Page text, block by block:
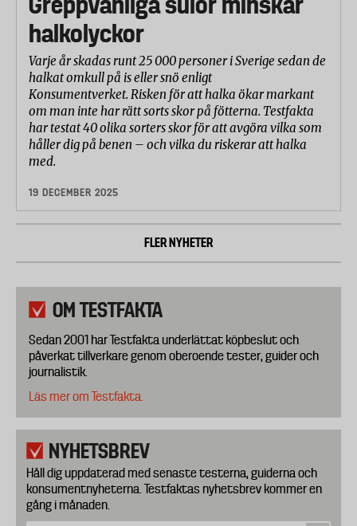
halkolyckor
Varje år skadas runt 25 000 personer i Sverige sedan de
halkat omkull på is eller snö enligt
Konsumentverket. Risken för att halka ökar markant
om man inte har rätt sorts skor på fötterna. Testfakta
har testat 40 olika sorters skor för att avgöra vilka som
håller dig på benen – och vilka du riskerar att halka
med.
19 DECEMBER 2025
FLER NYHETER
OM TESTFAKTA
Sedan 2001 har Testfakta underlättat köpbeslut och
påverkat tillverkare genom oberoende tester, guider och
journalistik.
Läs mer om Testfakta.
NYHETSBREV
Håll dig uppdaterad med senaste testerna, guiderna och
konsumentnyheterna. Testfaktas nyhetsbrev kommer en
gång i månaden.